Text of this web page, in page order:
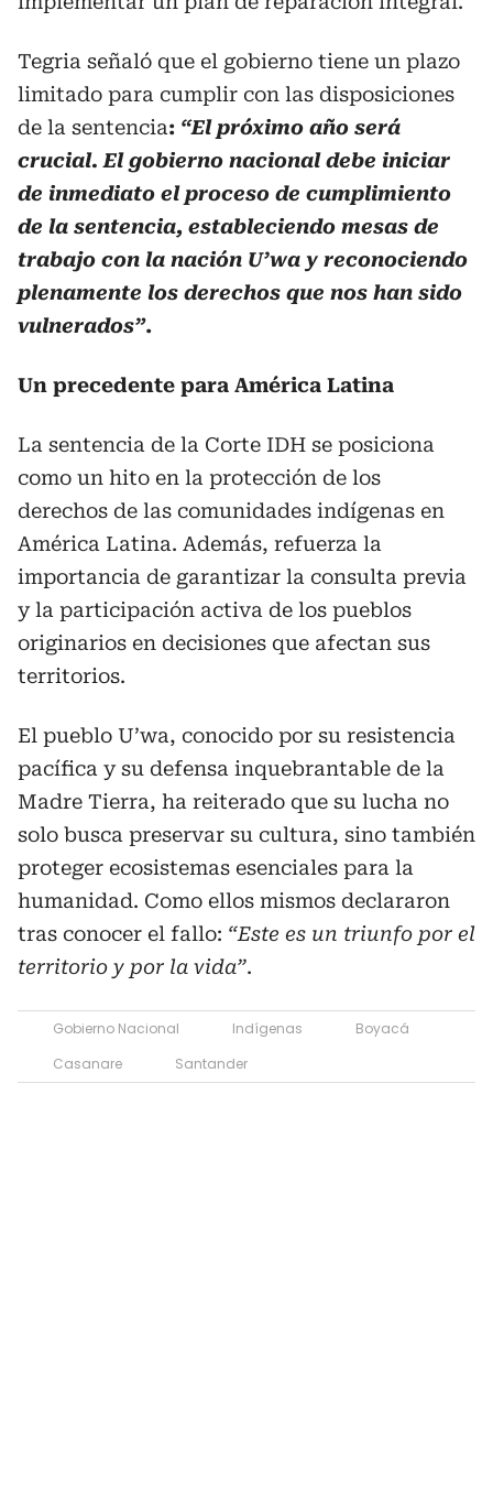
Tegria señaló que el gobierno tiene un plazo
limitado para cumplir con las disposiciones
de la sentencia: “El próximo año será
crucial. El gobierno nacional debe iniciar
de inmediato el proceso de cumplimiento
de la sentencia, estableciendo mesas de
trabajo con la nación U’wa y reconociendo
plenamente los derechos que nos han sido
vulnerados”.
Un precedente para América Latina
La sentencia de la Corte IDH se posiciona
como un hito en la protección de los
derechos de las comunidades indígenas en
América Latina. Además, refuerza la
importancia de garantizar la consulta previa
y la participación activa de los pueblos
originarios en decisiones que afectan sus
territorios.
El pueblo U’wa, conocido por su resistencia
pacífica y su defensa inquebrantable de la
Madre Tierra, ha reiterado que su lucha no
solo busca preservar su cultura, sino también
proteger ecosistemas esenciales para la
humanidad. Como ellos mismos declararon
tras conocer el fallo: “Este es un triunfo por el
territorio y por la vida”.
Gobierno Nacional Indígenas
Boyacá
Casanare
Santander